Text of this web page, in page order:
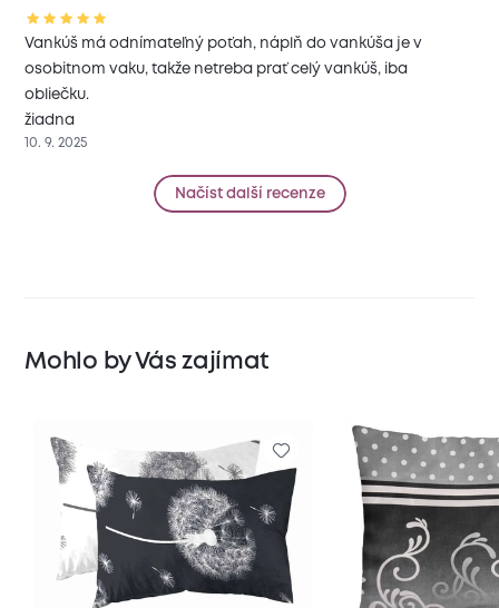
Vankúš má odnímateľný poťah, náplň do vankúša je v
osobitnom vaku, takže netreba prať celý vankúš, iba
obliečku.
žiadna
10. 9. 2025
Načíst další recenze
Mohlo by Vás zajímat